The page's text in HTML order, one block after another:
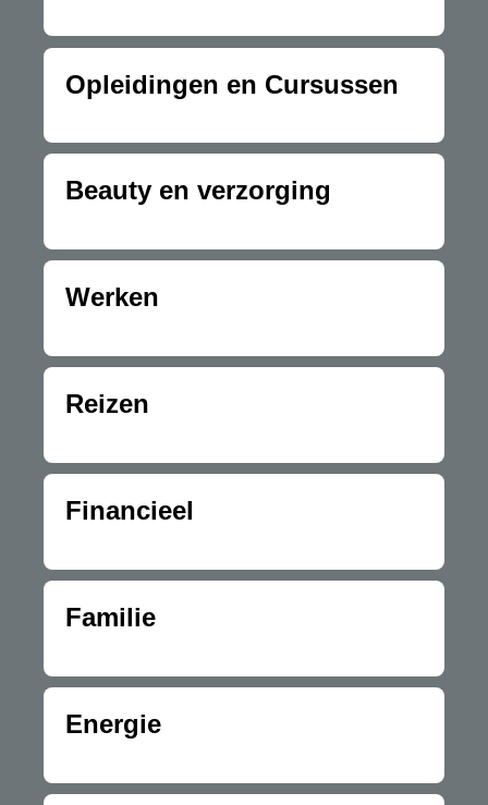
Opleidingen en Cursussen
Beauty en verzorging
Werken
Reizen
Financieel
Familie
Energie